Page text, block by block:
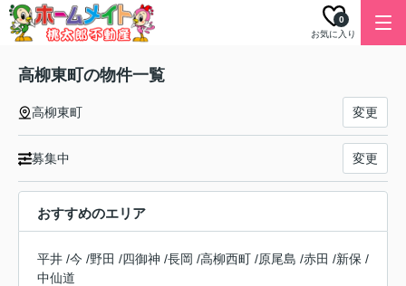
お気に入り
0
高柳東町の物件一覧
高柳東町 変更
募集中 変更
おすすめのエリア
平井 /今 /野田 /四御神 /長岡 /高柳西町 /原尾島 /赤田 /新保 /
中仙道